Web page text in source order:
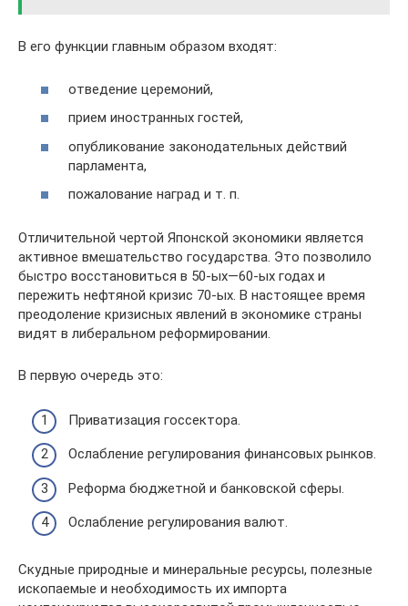
В его функции главным образом входят:
отведение церемоний,
прием иностранных гостей,
опубликование законодательных действий
парламента,
пожалование наград и т. п.
Отличительной чертой Японской экономики является
активное вмешательство государства. Это позволило
быстро восстановиться в 50-ых—60-ых годах и
пережить нефтяной кризис 70-ых. В настоящее время
преодоление кризисных явлений в экономике страны
видят в либеральном реформировании.
В первую очередь это:
Приватизация госсектора.
Ослабление регулирования финансовых рынков.
Реформа бюджетной и банковской сферы.
Ослабление регулирования валют.
Скудные природные и минеральные ресурсы, полезные
ископаемые и необходимость их импорта